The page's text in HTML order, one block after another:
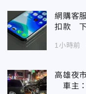
網購客
扣款 下
1小時前
高雄夜
車主